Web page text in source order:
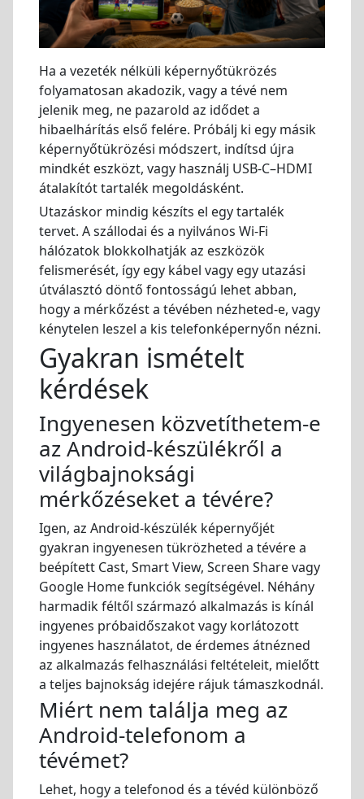
Ha a vezeték nélküli képernyőtükrözés
folyamatosan akadozik, vagy a tévé nem
jelenik meg, ne pazarold az idődet a
hibaelhárítás első felére. Próbálj ki egy másik
képernyőtükrözési módszert, indítsd újra
mindkét eszközt, vagy használj USB-C–HDMI
átalakítót tartalék megoldásként.
Utazáskor mindig készíts el egy tartalék
tervet. A szállodai és a nyilvános Wi-Fi
hálózatok blokkolhatják az eszközök
felismerését, így egy kábel vagy egy utazási
útválasztó döntő fontosságú lehet abban,
hogy a mérkőzést a tévében nézheted-e, vagy
kénytelen leszel a kis telefonképernyőn nézni.
Gyakran ismételt
kérdések
Ingyenesen közvetíthetem-e
az Android-készülékről a
világbajnoksági
mérkőzéseket a tévére?
Igen, az Android-készülék képernyőjét
gyakran ingyenesen tükrözheted a tévére a
beépített Cast, Smart View, Screen Share vagy
Google Home funkciók segítségével. Néhány
harmadik féltől származó alkalmazás is kínál
ingyenes próbaidőszakot vagy korlátozott
ingyenes használatot, de érdemes átnézned
az alkalmazás felhasználási feltételeit, mielőtt
a teljes bajnokság idejére rájuk támaszkodnál.
Miért nem találja meg az
Android-telefonom a
tévémet?
Lehet, hogy a telefonod és a tévéd különböző